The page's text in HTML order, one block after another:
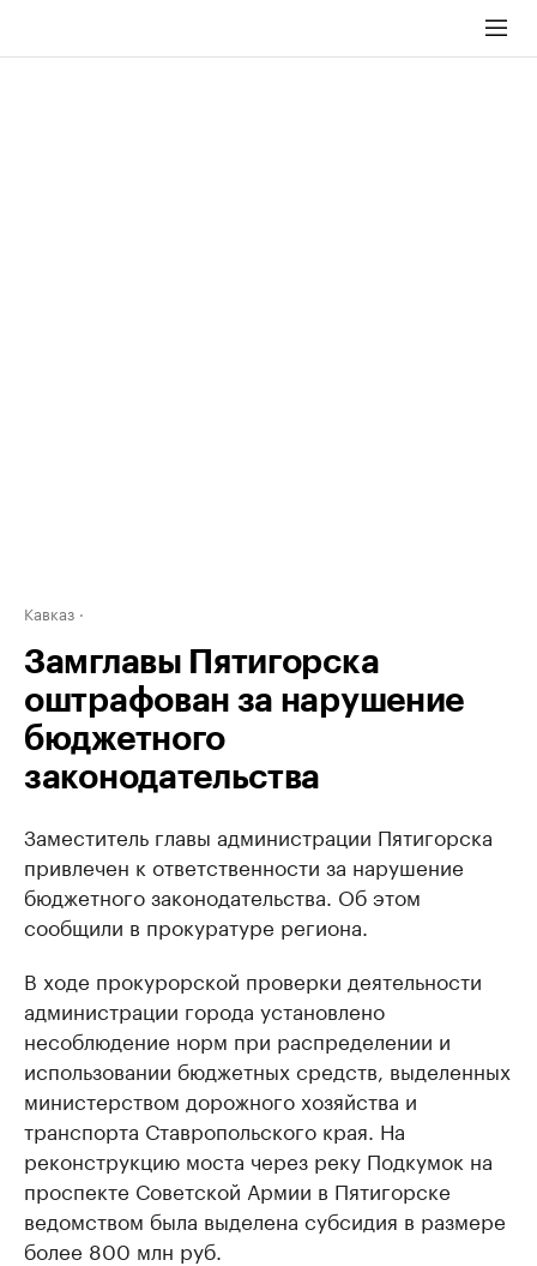
Кавказ
Замглавы Пятигорска
оштрафован за нарушение
бюджетного
законодательства
Заместитель главы администрации Пятигорска
привлечен к ответственности за нарушение
бюджетного законодательства. Об этом
сообщили в прокуратуре региона.
В ходе прокурорской проверки деятельности
администрации города установлено
несоблюдение норм при распределении и
использовании бюджетных средств, выделенных
министерством дорожного хозяйства и
транспорта Ставропольского края. На
реконструкцию моста через реку Подкумок на
проспекте Советской Армии в Пятигорске
ведомством была выделена субсидия в размере
более 800 млн руб.